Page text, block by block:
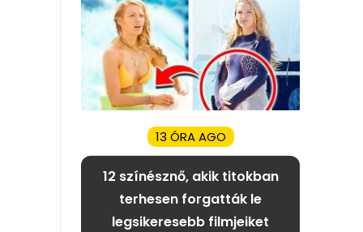
13 ÓRA AGO
12 színésznő, akik titokban
terhesen forgatták le
legsikeresebb filmjeiket